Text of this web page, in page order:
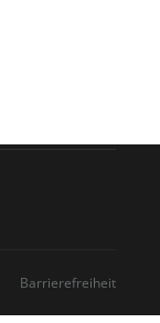
Barrierefreiheit